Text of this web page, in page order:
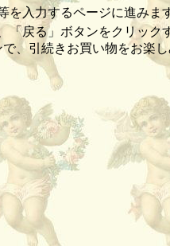
を入力するページに進みま
「戻る」ボタンをクリック
、引続きお買い物をお楽